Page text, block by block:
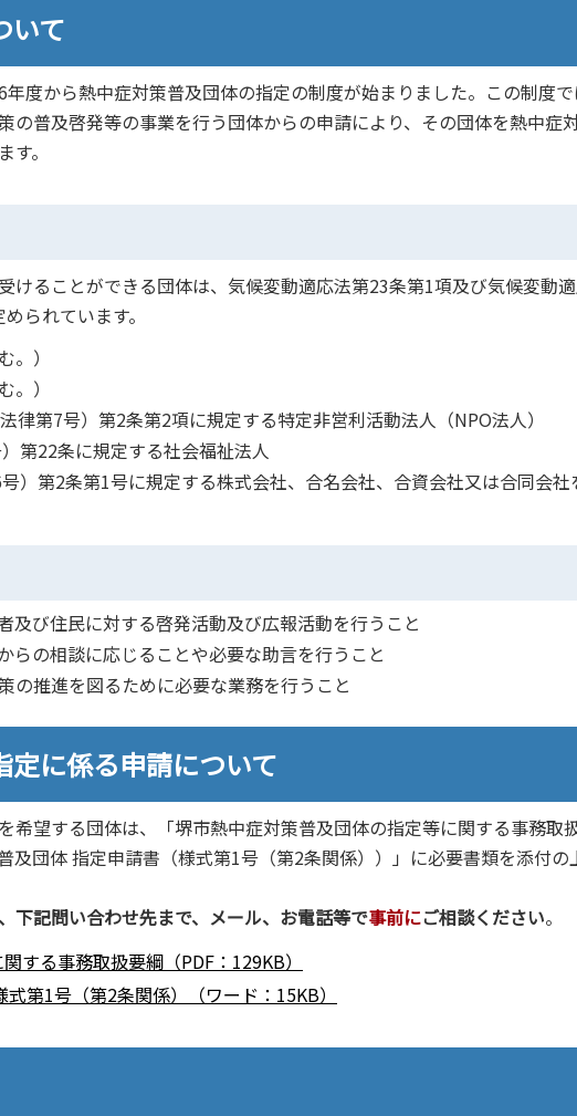
いて
度から熱中症対策普及団体の指定の制度が始まりました。この制度
の普及啓発等の事業を行う団体からの申請により、その団体を熱中症
。
けることができる団体は、気候変動適応法第23条第1項及び気候変動
られています。
）
）
律第7号）第2条第2項に規定する特定非営利活動法人（NPO法人）
第22条に規定する社会福祉法人
）第2条第1号に規定する株式会社、合名会社、合資会社又は合同会社
及び住民に対する啓発活動及び広報活動を行うこと
らの相談に応じることや必要な助言を行うこと
の推進を図るために必要な業務を行うこと
に係る申請について
希望する団体は、「堺市熱中症対策普及団体の指定等に関する事務取
及団体 指定申請書（様式第1号（第2条関係））」に必要書類を添付の
下記問い合わせ先まで、メール、お電話等で事前にご相談ください。
する事務取扱要綱（PDF：129KB）
第1号（第2条関係）（ワード：15KB）